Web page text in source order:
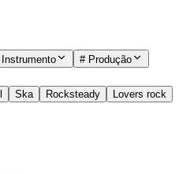
Instrumento # Produção
Ska Rocksteady
Lovers rock